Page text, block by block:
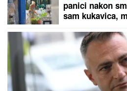
panici nakon
sam kukavica,